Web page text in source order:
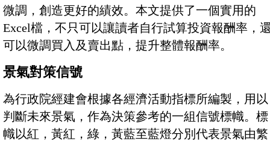
微調，創造更好的績效。本文提供了一個實用的
Excel檔，不只可以讓讀者自行試算投資報酬率，
可以微調買入及賣出點，提升整體報酬率。
景氣對策信號
為行政院經建會根據各經濟活動指標所編製，用以
判斷未來景氣，作為決策參考的一組信號標幟。標
幟以紅，黃紅，綠，黃藍至藍燈分別代表景氣由繁